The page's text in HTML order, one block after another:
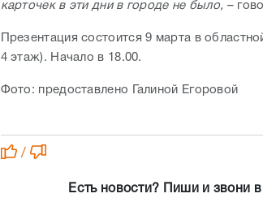
карточек в эти дни в городе не было, –
Презентация состоится 9 марта в
4 этаж). Начало в 18.00.
Фото: предоставлено Галиной Егоровой
/
Есть новости? Пиши и звони